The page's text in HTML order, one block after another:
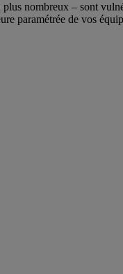
nombreux – sont
paramétrée de vos